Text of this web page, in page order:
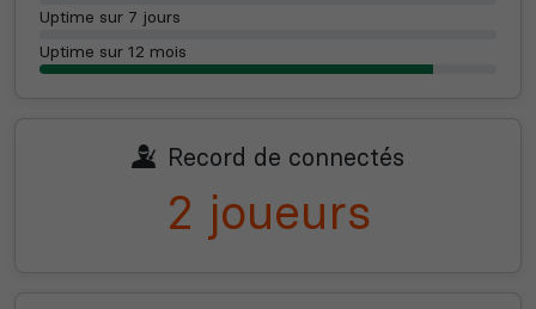
Uptime sur 7 jours
Uptime sur 12 mois
Record de connectés
2 joueurs